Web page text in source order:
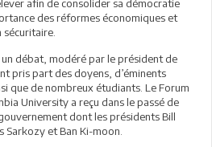
afin de consolider sa démocratie
des réformes économiques et
sécuritaire.
débat, modéré par le président de
pris part des doyens, d’éminents
que de nombreux étudiants. Le Forum
University a reçu dans le passé de
dont les présidents Bill
Sarkozy et Ban Ki-moon.